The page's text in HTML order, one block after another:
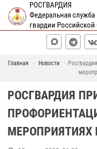
РОСГВАРДИЯ
Федеральная
гвардии
Главная Новости
РОСГВАРДИЯ
МЕРОПРИЯТИЯХ